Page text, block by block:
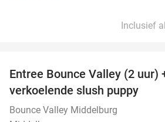
Inclusief
Entree Bounce Valley (2 uur)
verkoelende slush puppy
Bounce Valley Middelburg